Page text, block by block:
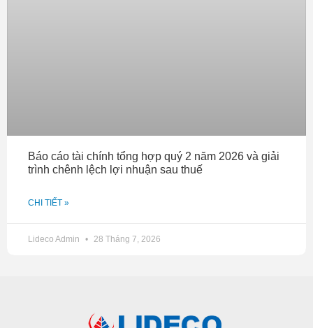
Báo cáo tài chính tổng hợp quý 2 năm 2026 và giải
trình chênh lệch lợi nhuận sau thuế
CHI TIẾT »
Lideco Admin 28 Tháng 7, 2026